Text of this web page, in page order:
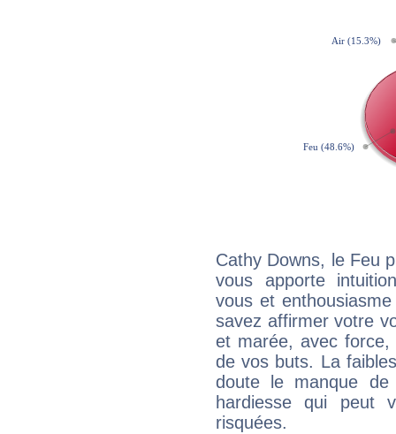
Cathy Downs, le Feu
vous apporte
vous et
savez affirmer votre
et marée, avec
de vos buts. La
doute le manque
hardiesse qui peut
risquées.